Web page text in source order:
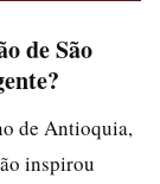
de São
de Antioquia,
inspirou